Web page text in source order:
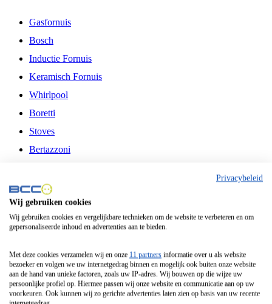
Gasfornuis
Bosch
Inductie Fornuis
Keramisch Fornuis
Whirlpool
Boretti
Stoves
Bertazzoni
Fitelli
Airfryer
Frituurpan
Contactgrill
Broodbakmachine
Broodrooster
Privacybeleid
Wij gebruiken cookies
Wij gebruiken cookies en vergelijkbare technieken om de website te verbeteren en om
gepersonaliseerde inhoud en advertenties aan te bieden.
Met deze cookies verzamelen wij en onze 11 partners informatie over u als website
bezoeker en volgen we uw internetgedrag binnen en mogelijk ook buiten onze website
aan de hand van unieke factoren, zoals uw IP-adres. Wij bouwen op die wijze uw
persoonlijke profiel op. Hiermee passen wij onze website en communicatie aan op uw
voorkeuren. Ook kunnen wij zo gerichte advertenties laten zien op basis van uw recente